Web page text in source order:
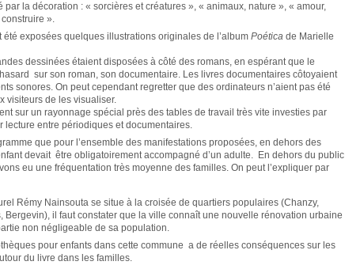
la décoration : « sorcières et créatures », « animaux, nature », « amour,
».
été exposées quelques illustrations originales de l’album Poética de Marielle
dessinées étaient disposées à côté des romans, en espérant que le
sur son roman, son documentaire. Les livres documentaires côtoyaient
sonores. On peut cependant regretter que des ordinateurs n’aient pas été
visiteurs de les visualiser.
sur un rayonnage spécial près des tables de travail très vite investies par
lecture entre périodiques et documentaires.
que pour l’ensemble des manifestations proposées, en dehors des
devait être obligatoirement accompagné d’un adulte. En dehors du public
eu une fréquentation très moyenne des familles. On peut l’expliquer par
Rémy Nainsouta se situe à la croisée de quartiers populaires (Chanzy,
Bergevin), il faut constater que la ville connaît une nouvelle rénovation urbaine
non négligeable de sa population.
pour enfants dans cette commune a de réelles conséquences sur les
du livre dans les familles.